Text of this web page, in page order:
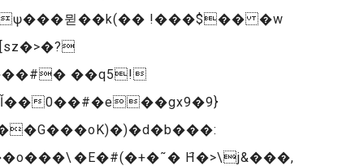
뮏��k(�� !���$�� �w
H҄�>\j&���,